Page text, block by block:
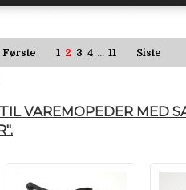
Første 1 2 3 4 ... 11 Siste
VAREMOPEDER MED